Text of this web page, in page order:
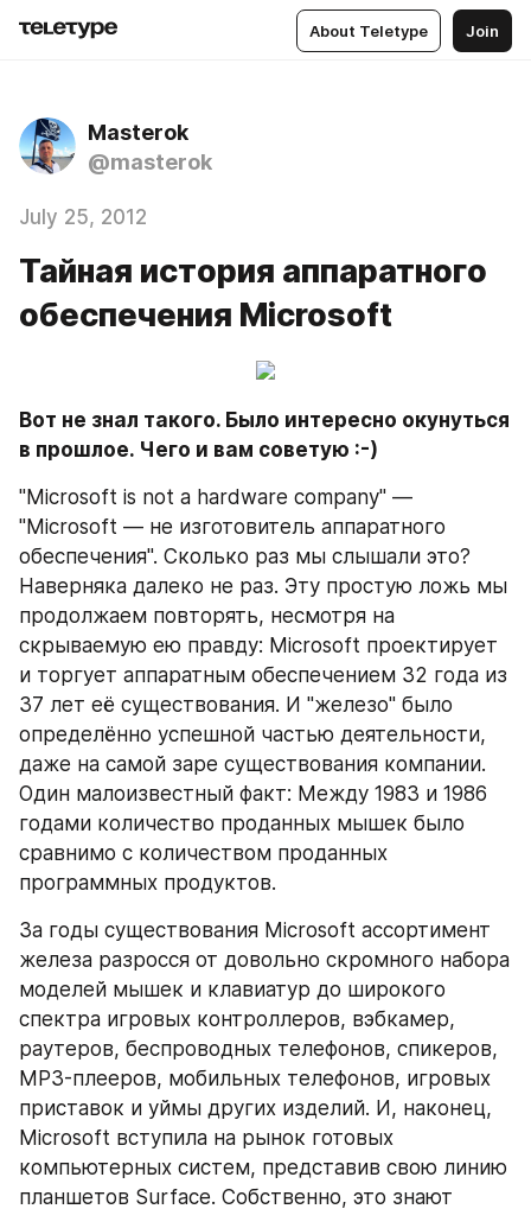
About Teletype Join
Masterok
@masterok
July 25, 2012
Тайная история аппаратного
обеспечения Microsoft
Вот не знал такого. Было интересно окунуться
в прошлое. Чего и вам советую :-)
"Microsoft is not a hardware company" —
"Microsoft — не изготовитель аппаратного
обеспечения". Сколько раз мы слышали это?
Наверняка далеко не раз. Эту простую ложь мы
продолжаем повторять, несмотря на
скрываемую ею правду: Microsoft проектирует
и торгует аппаратным обеспечением 32 года из
37 лет её существования. И "железо" было
определённо успешной частью деятельности,
даже на самой заре существования компании.
Один малоизвестный факт: Между 1983 и 1986
годами количество проданных мышек было
сравнимо с количеством проданных
программных продуктов.
За годы существования Microsoft ассортимент
железа разросся от довольно скромного набора
моделей мышек и клавиатур до широкого
спектра игровых контроллеров, вэбкамер,
раутеров, беспроводных телефонов, спикеров,
MP3-плееров, мобильных телефонов, игровых
приставок и уймы других изделий. И, наконец,
Microsoft вступила на рынок готовых
компьютерных систем, представив свою линию
планшетов Surface. Собственно, это знают